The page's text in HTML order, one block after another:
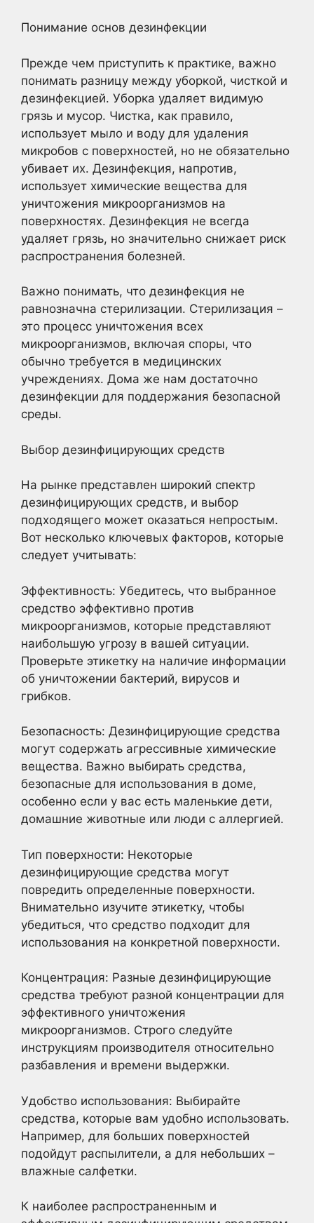
Понимание основ дезинфекции
Прежде чем приступить к практике, важно
понимать разницу между уборкой, чисткой и
дезинфекцией. Уборка удаляет видимую
грязь и мусор. Чистка, как правило,
использует мыло и воду для удаления
микробов с поверхностей, но не обязательно
убивает их. Дезинфекция, напротив,
использует химические вещества для
уничтожения микроорганизмов на
поверхностях. Дезинфекция не всегда
удаляет грязь, но значительно снижает риск
распространения болезней.
Важно понимать, что дезинфекция не
равнозначна стерилизации. Стерилизация –
это процесс уничтожения всех
микроорганизмов, включая споры, что
обычно требуется в медицинских
учреждениях. Дома же нам достаточно
дезинфекции для поддержания безопасной
среды.
Выбор дезинфицирующих средств
На рынке представлен широкий спектр
дезинфицирующих средств, и выбор
подходящего может оказаться непростым.
Вот несколько ключевых факторов, которые
следует учитывать:
Эффективность: Убедитесь, что выбранное
средство эффективно против
микроорганизмов, которые представляют
наибольшую угрозу в вашей ситуации.
Проверьте этикетку на наличие информации
об уничтожении бактерий, вирусов и
грибков.
Безопасность: Дезинфицирующие средства
могут содержать агрессивные химические
вещества. Важно выбирать средства,
безопасные для использования в доме,
особенно если у вас есть маленькие дети,
домашние животные или люди с аллергией.
Тип поверхности: Некоторые
дезинфицирующие средства могут
повредить определенные поверхности.
Внимательно изучите этикетку, чтобы
убедиться, что средство подходит для
использования на конкретной поверхности.
Концентрация: Разные дезинфицирующие
средства требуют разной концентрации для
эффективного уничтожения
микроорганизмов. Строго следуйте
инструкциям производителя относительно
разбавления и времени выдержки.
Удобство использования: Выбирайте
средства, которые вам удобно использовать.
Например, для больших поверхностей
подойдут распылители, а для небольших –
влажные салфетки.
К наиболее распространенным и